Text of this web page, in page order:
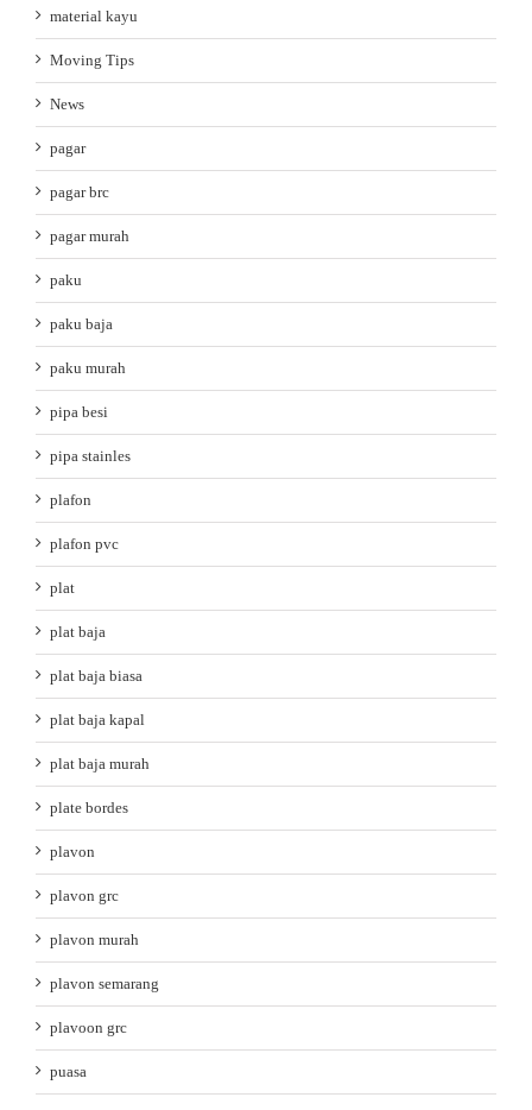
material kayu
Moving Tips
News
pagar
pagar brc
pagar murah
paku
paku baja
paku murah
pipa besi
pipa stainles
plafon
plafon pvc
plat
plat baja
plat baja biasa
plat baja kapal
plat baja murah
plate bordes
plavon
plavon grc
plavon murah
plavon semarang
plavoon grc
puasa